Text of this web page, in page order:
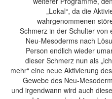
„Lokal“, da die
wahrgenommenen
Schmerz in der Schulter
Neu-Mesoderms nach
Person endlich wieder
dieser Schmerz nun als
mehr“ eine neue Aktivierung
Gewebe des Neu-
und irgendwann wird auch